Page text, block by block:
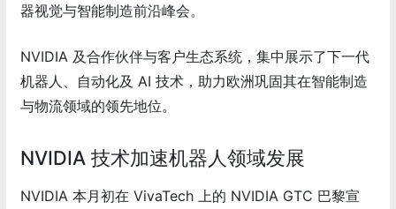
器视觉与智能制造前沿峰会。
NVIDIA 及合作伙伴与客户生态系统，集中展示了下一代
机器人、自动化及 AI 技术，助力欧洲巩固其在智能制造
与物流领域的领先地位。
NVIDIA 技术加速机器人领域发展
NVIDIA 本月初在 VivaTech 上的 NVIDIA GTC 巴黎宣